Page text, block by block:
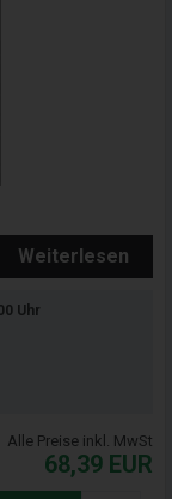
Weiterlesen
Uhr
Alle Preise inkl. MwSt
68,39 EUR